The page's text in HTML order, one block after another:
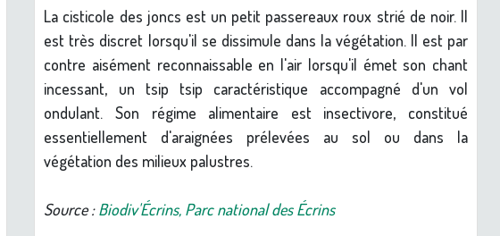
La cisticole des joncs est un petit passereaux roux strié de noir. Il
est très discret lorsqu'il se dissimule dans la végétation. Il est par
contre aisément reconnaissable en l'air lorsqu'il émet son chant
incessant, un tsip tsip caractéristique accompagné d'un vol
ondulant. Son régime alimentaire est insectivore, constitué
essentiellement d'araignées prélevées au sol ou dans la
végétation des milieux palustres.
Source :Biodiv'Écrins, Parc national des Écrins